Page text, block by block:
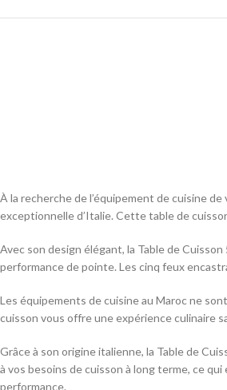
À la recherche de l’équipement de cuisine
exceptionnelle d’Italie. Cette table de
Avec son design élégant, la Table de
performance de pointe. Les cinq feux
Les équipements de cuisine au Maroc ne
cuisson vous offre une expérience culinaire
Grâce à son origine italienne, la Table de
à vos besoins de cuisson à long terme, ce
performance.